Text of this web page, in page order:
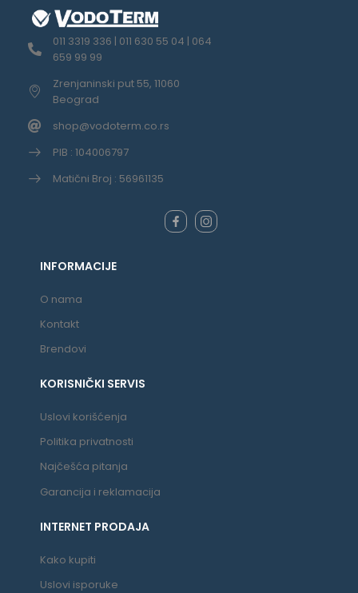
011 3319 336 | 011 630 55 04 | 064
659 99 99
Zrenjaninski put 55, 11060
Beograd
shop@vodoterm.co.rs
PIB : 104006797
Matični Broj : 56961135
INFORMACIJE
O nama
Kontakt
Brendovi
KORISNIČKI SERVIS
Uslovi korišćenja
Politika privatnosti
Najčešća pitanja
Garancija i reklamacija
INTERNET PRODAJA
Kako kupiti
Uslovi isporuke